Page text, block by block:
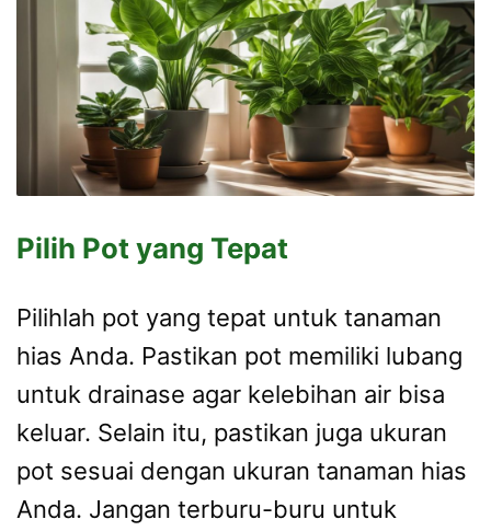
Pilih Pot yang Tepat
Pilihlah pot yang tepat untuk tanaman
hias Anda. Pastikan pot memiliki lubang
untuk drainase agar kelebihan air bisa
keluar. Selain itu, pastikan juga ukuran
pot sesuai dengan ukuran tanaman hias
Anda. Jangan terburu-buru untuk